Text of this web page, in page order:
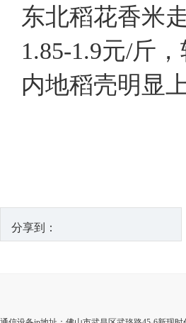
东北稻花香米
1.85-1.9元/斤
内地稻壳明显
分享到：